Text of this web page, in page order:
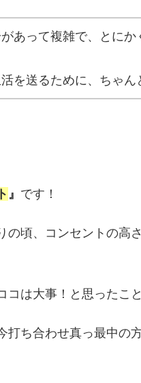
あって複雑で、とにか
を送るために、ちゃん
』 です！
の頃、コンセントの高
コは大事！と思ったこ
打ち合わせ真っ最中の